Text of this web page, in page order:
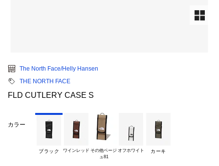
The North Face/Helly Hansen
THE NORTH FACE
FLD CUTLERY CASE S
カラー
ブラック ワインレッド その他ベージ オフホワイト カーキ